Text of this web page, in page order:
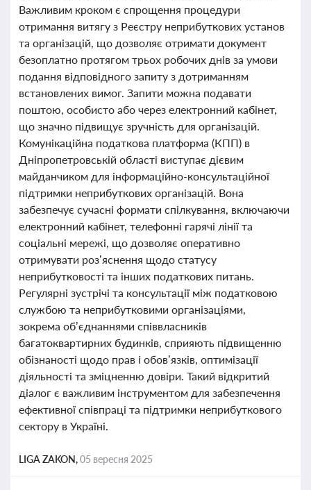
Важливим кроком є спрощення процедури
отримання витягу з Реєстру неприбуткових установ
та організацій, що дозволяє отримати документ
безоплатно протягом трьох робочих днів за умови
подання відповідного запиту з дотриманням
встановлених вимог. Запити можна подавати
поштою, особисто або через електронний кабінет,
що значно підвищує зручність для організацій.
Комунікаційна податкова платформа (КПП) в
Дніпропетровській області виступає дієвим
майданчиком для інформаційно-консультаційної
підтримки неприбуткових організацій. Вона
забезпечує сучасні формати спілкування, включаючи
електронний кабінет, телефонні гарячі лінії та
соціальні мережі, що дозволяє оперативно
отримувати роз’яснення щодо статусу
неприбутковості та інших податкових питань.
Регулярні зустрічі та консультації між податковою
службою та неприбутковими організаціями,
зокрема об’єднаннями співвласників
багатоквартирних будинків, сприяють підвищенню
обізнаності щодо прав і обов’язків, оптимізації
діяльності та зміцненню довіри. Такий відкритий
діалог є важливим інструментом для забезпечення
ефективної співпраці та підтримки неприбуткового
сектору в Україні.
LIGA ZAKON,05 вересня 2025